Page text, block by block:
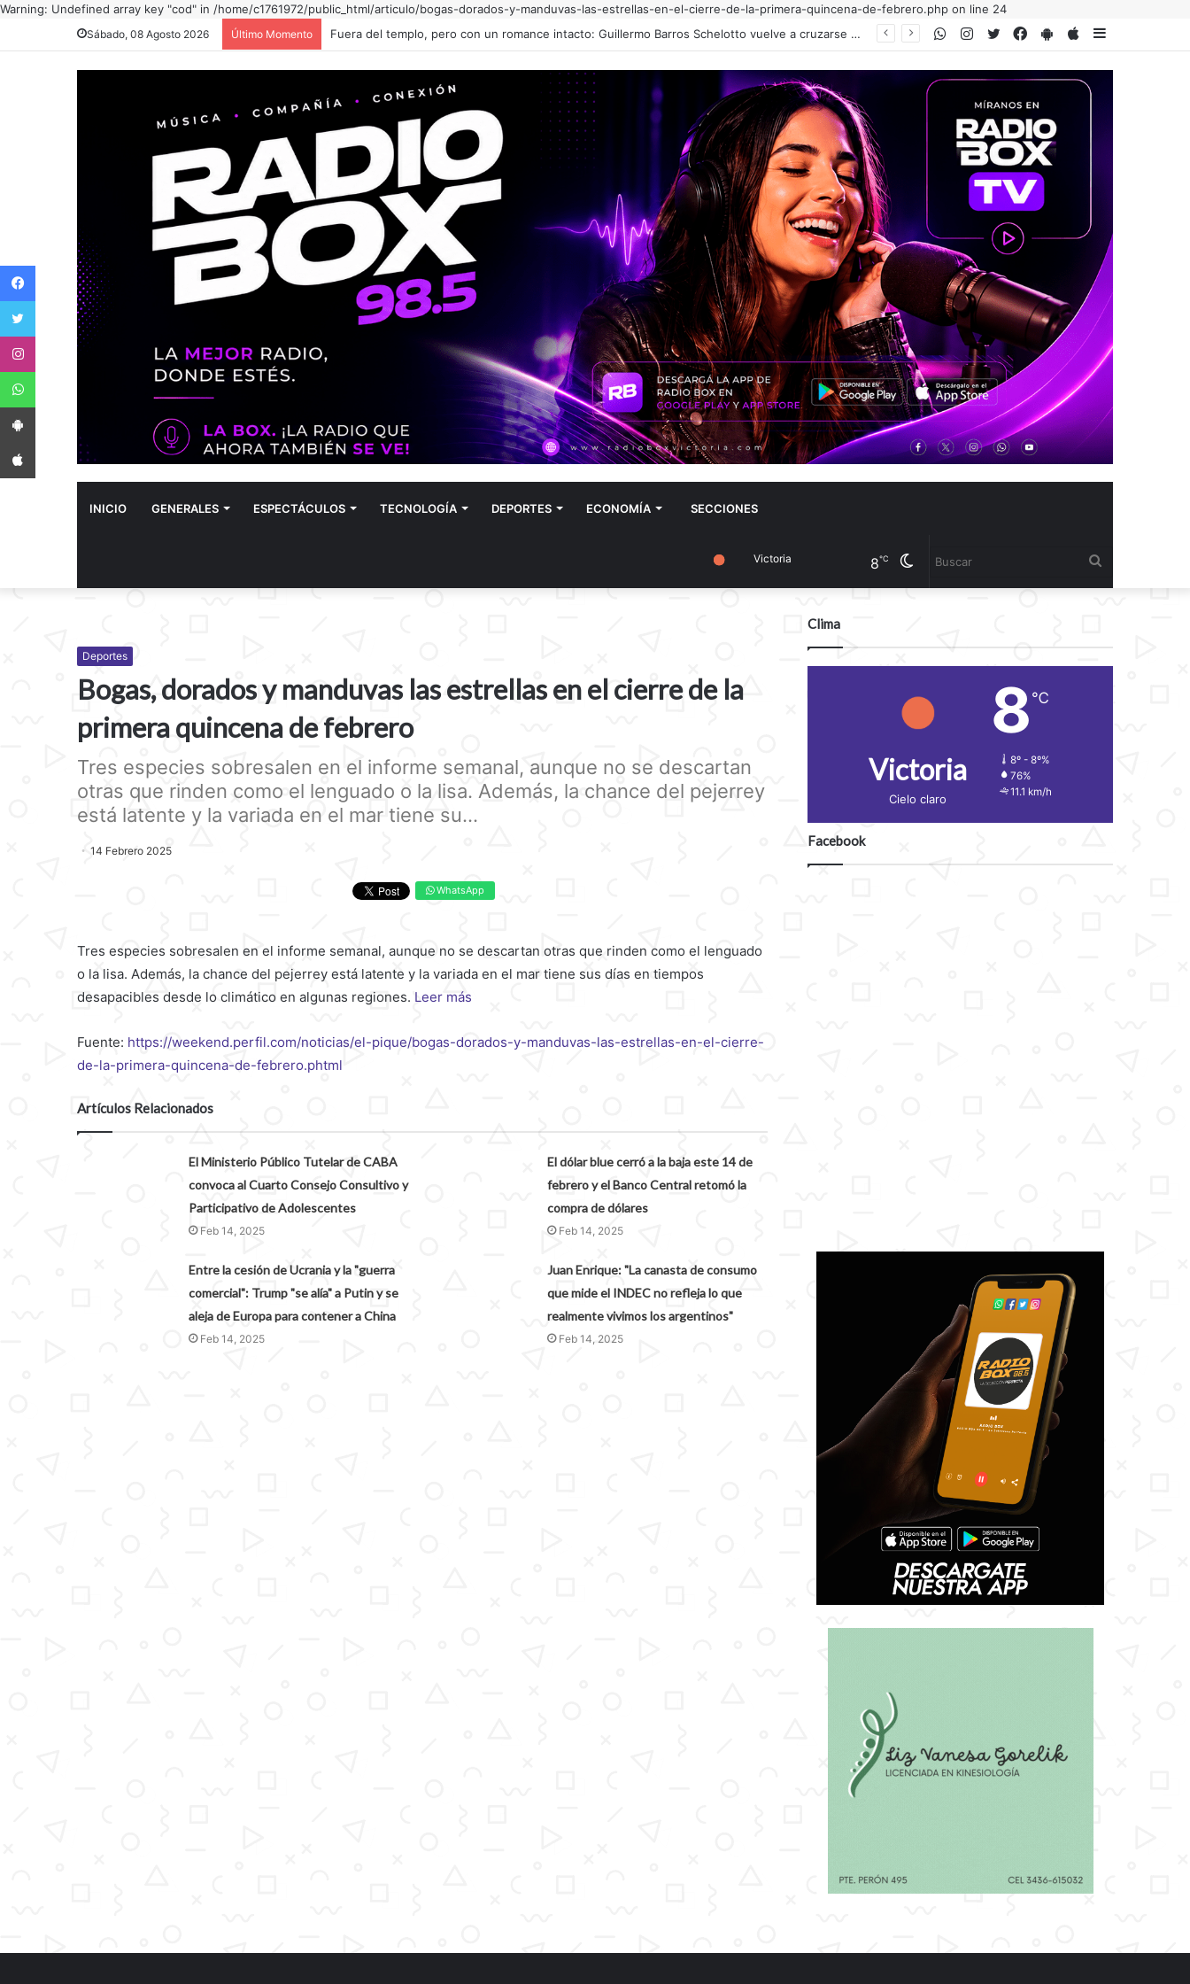
Warning: Undefined array key "cod" in /home/c1761972/public_html/articulo/bogas-dorados-y-manduvas-las-estrellas-en-el-cierre-de-la-primera-quincena-de-febrero.php on line 24
Sábado, 08 Agosto 2026 Último Momento Fuera del templo, pero con un romance intacto: Guillermo Barros Schelotto vuelve a cruzarse con el hincha de Boca AppStore
PlayStore
Facebook
Twitter
Instagram
WhatsApp
INICIO GENERALES ESPECTÁCULOS TECNOLOGÍA DEPORTES ECONOMÍA SECCIONES
Cambiar
Victoria 8℃
Deportes
Bogas, dorados y manduvas las estrellas en el cierre de la
primera quincena de febrero
Tres especies sobresalen en el informe semanal, aunque no se descartan
otras que rinden como el lenguado o la lisa. Además, la chance del pejerrey
está latente y la variada en el mar tiene su...
14 Febrero 2025
WhatsApp
Tres especies sobresalen en el informe semanal, aunque no se descartan otras que rinden como el lenguado
o la lisa. Además, la chance del pejerrey está latente y la variada en el mar tiene sus días en tiempos
desapacibles desde lo climático en algunas regiones. Leer más
Fuente: https://weekend.perfil.com/noticias/el-pique/bogas-dorados-y-manduvas-las-estrellas-en-el-cierre-
de-la-primera-quincena-de-febrero.phtml
Artículos Relacionados
El Ministerio Público Tutelar de CABA
convoca al Cuarto Consejo Consultivo y
Participativo de Adolescentes
Feb 14, 2025
El dólar blue cerró a la baja este 14 de
febrero y el Banco Central retomó la
compra de dólares
Feb 14, 2025
Entre la cesión de Ucrania y la "guerra
comercial": Trump "se alía" a Putin y se
aleja de Europa para contener a China
Feb 14, 2025
Juan Enrique: "La canasta de consumo
que mide el INDEC no refleja lo que
realmente vivimos los argentinos"
Feb 14, 2025
Clima
Victoria
Cielo claro
8 ℃
8º - 8º%
76%
11.1 km/h
Facebook
Facebook
Instagram